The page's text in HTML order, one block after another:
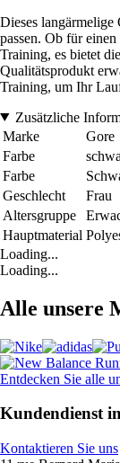
Dieses
passen. Ob für
Training, es bietet
Qualitätsprodukt
Training, um Ihr
Zusätzliche
Marke
Gore
Farbe
Farbe
Geschlecht
Frau
Altersgruppe
Hauptmaterial
Loading...
Loading...
Alle unsere
Entdecken Sie alle
Kundendienst
Kontaktieren Sie uns